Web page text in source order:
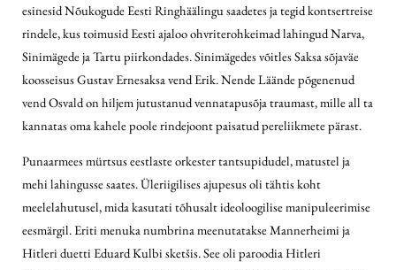
esinesid Nõukogude Eesti Ringhäälingu saadetes ja tegid kontsertreise
rindele, kus toimusid Eesti ajaloo ohvriterohkeimad lahingud Narva,
Sinimägede ja Tartu piirkondades. Sinimägedes võitles Saksa sõjaväe
koosseisus Gustav Ernesaksa vend Erik. Nende Läände põgenenud
vend Osvald on hiljem jutustanud vennatapusõja traumast, mille all ta
kannatas oma kahele poole rindejoont paisatud pereliikmete pärast.
Punaarmees mürtsus eestlaste orkester tantsupidudel, matustel ja
mehi lahingusse saates. Üleriigilises ajupesus oli tähtis koht
meelelahutusel, mida kasutati tõhusalt ideoloogilise manipuleerimise
eesmärgil. Eriti menuka numbrina meenutatakse Mannerheimi ja
Hitleri duetti Eduard Kulbi sketšis. See oli paroodia Hitleri